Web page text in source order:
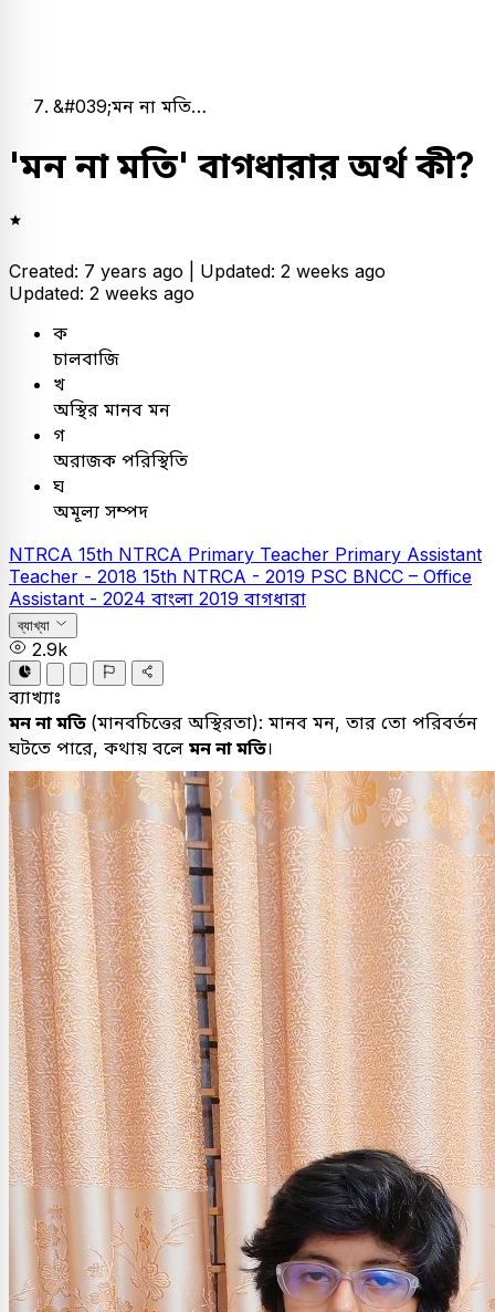
&#039;মন না মতি…
'মন না মতি' বাগধারার অর্থ কী?
Created: 7 years ago | Updated: 2 weeks ago
Updated: 2 weeks ago
ক
চালবাজি
খ
অস্থির মানব মন
গ
অরাজক পরিস্থিতি
ঘ
অমূল্য সম্পদ
NTRCA 15th NTRCA Primary Teacher Primary Assistant
Teacher - 2018 15th NTRCA - 2019 PSC BNCC – Office
Assistant - 2024 বাংলা 2019 বাগধারা
ব্যাখ্যা
2.9k
ব্যাখ্যাঃ
মন না মতি (মানবচিত্তের অস্থিরতা): মানব মন, তার তো পরিবর্তন
ঘটতে পারে, কথায় বলে মন না মতি।